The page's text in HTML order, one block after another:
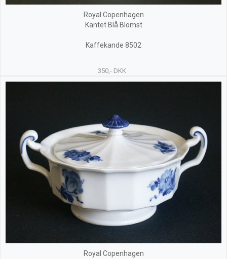
Royal Copenhagen
Kantet Blå Blomst
Kaffekande 8502
350,- DKK
Royal Copenhagen